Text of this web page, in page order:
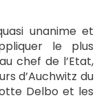
unanime et
le plus
chef de l’Etat,
d’Auchwitz du
Delbo et les